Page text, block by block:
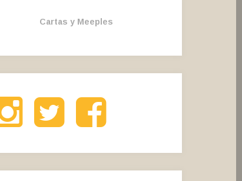
Cartas y Meeples
Instagram Twitter Facebook